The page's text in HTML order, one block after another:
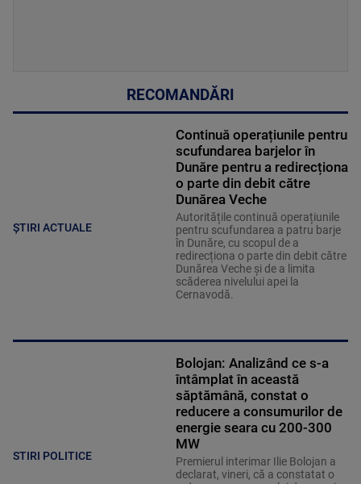
RECOMANDĂRI
ȘTIRI ACTUALE
Continuă operațiunile pentru
scufundarea barjelor în
Dunăre pentru a redirecționa
o parte din debit către
Dunărea Veche
Autoritățile continuă operațiunile
pentru scufundarea a patru barje
în Dunăre, cu scopul de a
redirecționa o parte din debit către
Dunărea Veche și de a limita
scăderea nivelului apei la
Cernavodă.
STIRI POLITICE
Bolojan: Analizând ce s-a
întâmplat în această
săptămână, constat o
reducere a consumurilor de
energie seara cu 200-300
MW
Premierul interimar Ilie Bolojan a
declarat, vineri, că a constatat o